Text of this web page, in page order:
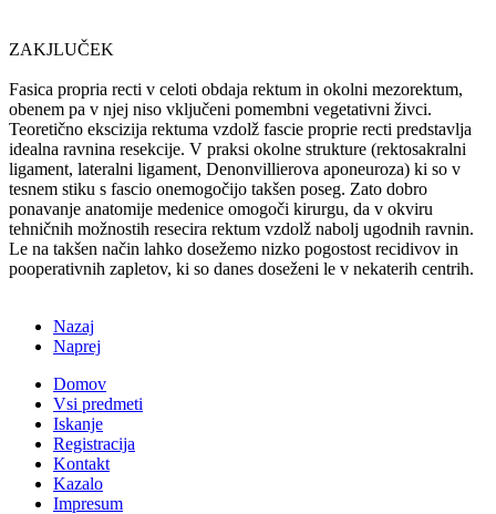
ZAKJLUČEK
Fasica propria recti v celoti obdaja rektum in okolni mezorektum,
obenem pa v njej niso vključeni pomembni vegetativni živci.
Teoretično ekscizija rektuma vzdolž fascie proprie recti predstavlja
idealna ravnina resekcije. V praksi okolne strukture (rektosakralni
ligament, lateralni ligament, Denonvillierova aponeuroza) ki so v
tesnem stiku s fascio onemogočijo takšen poseg. Zato dobro
ponavanje anatomije medenice omogoči kirurgu, da v okviru
tehničnih možnostih resecira rektum vzdolž nabolj ugodnih ravnin.
Le na takšen način lahko dosežemo nizko pogostost recidivov in
pooperativnih zapletov, ki so danes doseženi le v nekaterih centrih.
Nazaj
Naprej
Domov
Vsi predmeti
Iskanje
Registracija
Kontakt
Kazalo
Impresum